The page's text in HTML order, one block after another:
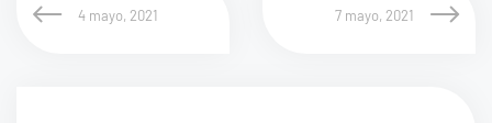
4 mayo, 2021 7 mayo, 2021